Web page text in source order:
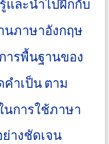
และนำไปฝึกกับ
นภาษาอังกฤษ
ารพื้นฐานของ
ำเป็น ตาม
การใช้ภาษา
างชัดเจน